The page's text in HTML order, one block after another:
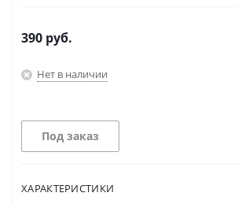
390 руб.
Нет в наличии
Под заказ
ХАРАКТЕРИСТИКИ